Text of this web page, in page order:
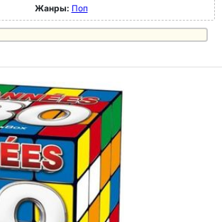
Жанры: Поп